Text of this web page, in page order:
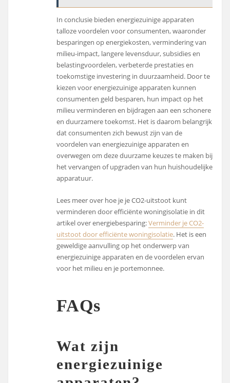
In conclusie bieden energiezuinige apparaten
talloze voordelen voor consumenten, waaronder
besparingen op energiekosten, vermindering van
milieu-impact, langere levensduur, subsidies en
belastingvoordelen, verbeterde prestaties en
toekomstige investering in duurzaamheid. Door te
kiezen voor energiezuinige apparaten kunnen
consumenten geld besparen, hun impact op het
milieu verminderen en bijdragen aan een schonere
en duurzamere toekomst. Het is daarom belangrijk
dat consumenten zich bewust zijn van de
voordelen van energiezuinige apparaten en
overwegen om deze duurzame keuzes te maken bij
het vervangen of upgraden van hun huishoudelijke
apparatuur.
Lees meer over hoe je je CO2-uitstoot kunt
verminderen door efficiënte woningisolatie in dit
artikel over energiebesparing:Verminder je CO2-
uitstoot door efficiënte woningisolatie. Het is een
geweldige aanvulling op het onderwerp van
energiezuinige apparaten en de voordelen ervan
voor het milieu en je portemonnee.
FAQs
Wat zijn
energiezuinige